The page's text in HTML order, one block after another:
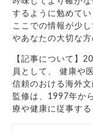
するように勉めてい
ここでの情報が少
やあなたの大切な
【記事について】
員として、 健康や
信頼のおける海外
監修は、1997年か
療や健康に従事す